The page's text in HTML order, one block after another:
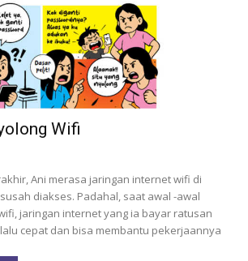
Wifi
Ani merasa jaringan internet wifi di
diakses. Padahal, saat awal -awal
jaringan internet yang ia bayar ratusan
cepat dan bisa membantu pekerjaannya